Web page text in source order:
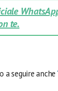
te.
a seguire anche